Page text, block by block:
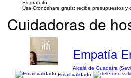
Es gratuito
Usa Cronoshare gratis: recibe presupuestos y
Cuidadoras de
Empatía
Alcalá de Guadaíra
Email validado